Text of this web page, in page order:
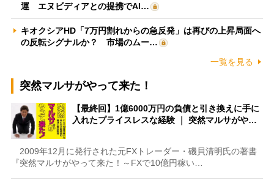
運 エヌビディアとの提携でAI…
キオクシアHD「7万円割れからの急反発」は再びの上昇局面へ
の反転シグナルか？ 市場のムー…
一覧を見る
突然マルサがやって来た！
【最終回】1億6000万円の負債と引き換えに手に
入れたプライスレスな経験 ｜ 突然マルサがや…
2009年12月に発行された元FXトレーダー・磯貝清明氏の著書
『突然マルサがやって来た！～FXで10億円稼い…